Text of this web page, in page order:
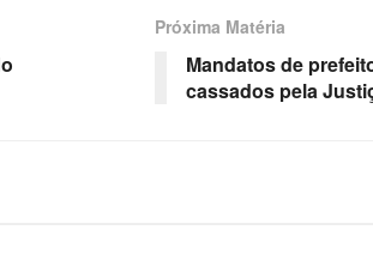
Próxima Matéria
Mandatos de
cassados pela